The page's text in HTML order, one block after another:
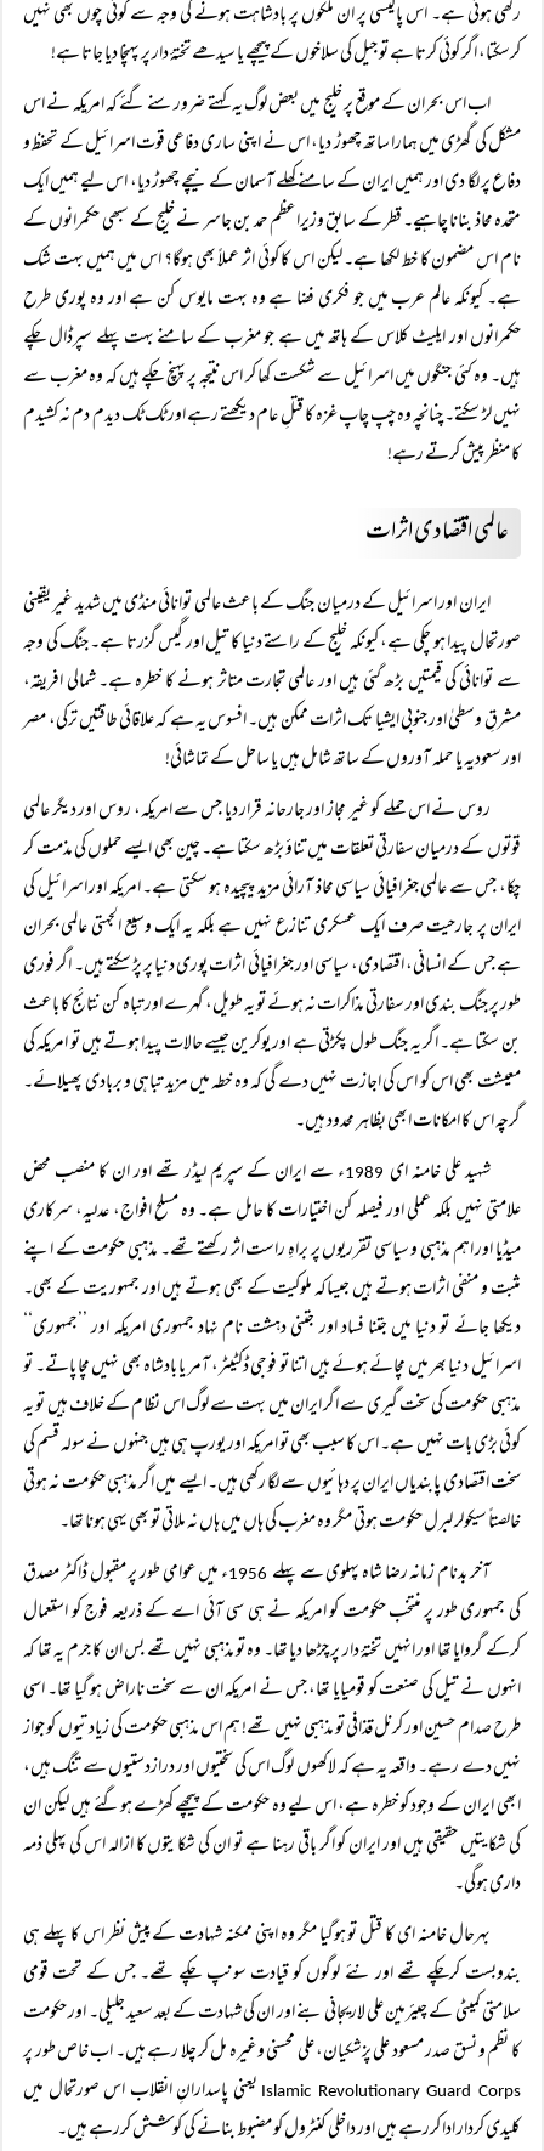
رکھی ہوئی ہے۔ اس پالیسی پر ان ملکوں پر بادشاہت ہونے کی وجہ سے کوئی چوں بھی نہیں
کرسکتا، اگر کوئی کرتا ہے تو جیل کی سلاخوں کے پیچھے یا سیدھے تختۂ دار پر پہنچا دیا جاتا ہے!
اب اس بحران کے موقع پر خلیج میں بعض لوگ یہ کہتے ضرور سنے گئے کہ امریکہ نے اس
مشکل کی گھڑی میں ہمارا ساتھ چھوڑ دیا، اس نے اپنی ساری دفاعی قوت اسرائیل کے تحفظ و
دفاع پر لگا دی اور ہمیں ایران کے سامنے کھلے آسمان کے نیچے چھوڑ دیا، اس لیے ہمیں ایک
متحدہ محاذ بنانا چاہیے۔ قطر کے سابق وزیراعظم حمد بن جاسر نے خلیج کے سبھی حکمرانوں کے
نام اس مضمون کا خط لکھا ہے۔ لیکن اس کا کوئی اثر عملاً بھی ہوگا؟ اس میں ہمیں بہت شک
ہے۔ کیونکہ عالم عرب میں جو فکری فضا ہے وہ بہت مایوس کن ہے اور وہ پوری طرح
حکمرانوں اور ایلیٹ کلاس کے ہاتھ میں ہے جو مغرب کے سامنے بہت پہلے سپرڈال چکے
ہیں۔ وہ کئی جنگوں میں اسرائیل سے شکست کھا کر اس نتیجہ پر پہنچ چکے ہیں کہ وہ مغرب سے
نہیں لڑ سکتے۔ چنانچہ وہ چپ چاپ غزہ کا قتلِ عام دیکھتے رہے اور ٹک ٹک دیدم دم نہ کشیدم
کا منظر پیش کرتے رہے!
عالمی اقتصادی اثرات
ایران اور اسرائیل کے درمیان جنگ کے باعث عالمی توانائی منڈی میں شدید غیر یقینی
صورتحال پیدا ہو چکی ہے، کیونکہ خلیج کے راستے دنیا کا تیل اور گیس گزرتا ہے۔ جنگ کی وجہ
سے توانائی کی قیمتیں بڑھ گئی ہیں اور عالمی تجارت متاثر ہونے کا خطرہ ہے۔ شمالی افریقہ،
مشرقِ وسطیٰ اور جنوبی ایشیا تک اثرات ممکن ہیں۔ افسوس یہ ہے کہ علاقائی طاقتیں ترکی، مصر
اور سعودیہ یا حملہ آوروں کے ساتھ شامل ہیں یا ساحل کے تماشائی!
روس نے اس حملے کو غیر مجاز اور جارحانہ قرار دیا جس سے امریکہ، روس اور دیگر عالمی
قوتوں کے درمیان سفارتی تعلقات میں تناؤ بڑھ سکتا ہے۔ چین بھی ایسے حملوں کی مذمت کر
چکا، جس سے عالمی جغرافیائی سیاسی محاذ آرائی مزید پیچیدہ ہو سکتی ہے۔ امریکہ اور اسرائیل کی
ایران پر جارحیت صرف ایک عسکری تنازع نہیں ہے بلکہ یہ ایک وسیع الجہتی عالمی بحران
ہے جس کے انسانی، اقتصادی، سیاسی اور جغرافیائی اثرات پوری دنیا پر پڑ سکتے ہیں۔ اگر فوری
طور پر جنگ بندی اور سفارتی مذاکرات نہ ہوئے تو یہ طویل، گہرے اور تباہ کن نتائج کا باعث
بن سکتا ہے۔ اگر یہ جنگ طول پکڑتی ہے اور یوکرین جیسے حالات پیدا ہوتے ہیں تو امریکہ کی
معیشت بھی اس کو اس کی اجازت نہیں دے گی کہ وہ خطہ میں مزید تباہی و بربادی پھیلائے۔
گرچہ اس کا امکانات ابھی بظاہر محدود ہیں۔
شہید علی خامنہ ای
ء سے ایران کے سپریم لیڈر تھے اور ان کا منصب محض
علامتی نہیں بلکہ عملی اور فیصلہ کن اختیارات کا حامل ہے۔ وہ مسلح افواج، عدلیہ، سرکاری
میڈیا اور اہم مذہبی و سیاسی تقرریوں پر براہِ راست اثر رکھتے تھے۔ مذہبی حکومت کے اپنے
مثبت و منفی اثرات ہوتے ہیں جیساکہ ملوکیت کے بھی ہوتے ہیں اور جمہوریت کے بھی۔
دیکھا جائے تو دنیا میں جتنا فساد اور جتنی دہشت نام نہاد جمہوری امریکہ اور ’’جمہوری‘‘
اسرائیل دنیا بھر میں مچائے ہوئے ہیں اتنا تو فوجی ڈکٹیٹر، آمر یا بادشاہ بھی نہیں مچا پاتے۔ تو
مذہبی حکومت کی سخت گیری سے اگر ایران میں بہت سے لوگ اس نظام کے خلاف ہیں تو یہ
کوئی بڑی بات نہیں ہے۔ اس کا سبب بھی تو امریکہ اور یورپ ہی ہیں جنہوں نے سولہ قسم کی
سخت اقتصادی پابندیاں ایران پر دہائیوں سے لگا رکھی ہیں۔ ایسے میں اگر مذہبی حکومت نہ ہوتی
خالصتاً سیکولر لبرل حکومت ہوتی مگر وہ مغرب کی ہاں میں ہاں نہ ملاتی تو بھی یہی ہونا تھا۔
آخر بدنام زمانہ رضا شاہ پہلوی سے پہلے
ء میں عوامی طور پر مقبول ڈاکٹر مصدق
کی جمہوری طور پر منتخب حکومت کو امریکہ نے ہی سی آئی اے کے ذریعہ فوج کو استعمال
کرکے گروایا تھا اور انہیں تختۂ دار پر چڑھا دیا تھا۔ وہ تو مذہبی نہیں تھے بس ان کا جرم یہ تھا کہ
انہوں نے تیل کی صنعت کو قومیایا تھا، جس نے امریکہ ان سے سخت ناراض ہو گیا تھا۔ اسی
طرح صدام حسین اور کرنل قذافی تو مذہبی نہیں تھے! ہم اس مذہبی حکومت کی زیادتیوں کو جواز
نہیں دے رہے۔ واقعہ یہ ہے کہ لاکھوں لوگ اس کی سختیوں اور درازدستیوں سے تنگ ہیں،
ابھی ایران کے وجود کو خطرہ ہے، اس لیے وہ حکومت کے پیچھے کھڑے ہوگئے ہیں لیکن ان
کی شکایتیں حقیقی ہیں اور ایران کو اگر باقی رہنا ہے تو ان کی شکایتوں کا ازالہ اس کی پہلی ذمہ
داری ہوگی۔
بہرحال خامنہ ای کا قتل تو ہوگیا مگر وہ اپنی ممکنہ شہادت کے پیش نظر اس کا پہلے ہی
بندوبست کرچکے تھے اور نئے لوگوں کو قیادت سونپ چکے تھے۔ جس کے تحت قومی
سلامتی کمیٹی کے چیئرمین علی لاریجانی بنے اور ان کی شہادت کے بعد سعید جلیلی۔ اور حکومت
کا نظم و نسق صدر مسعود علی پزشکیان، علی محسنی وغیرہ مل کر چلا رہے ہیں۔ اب خاص طور پر
Islamic Revolutionary Guard Corps یعنی پاسدارانِ انقلاب اس صورتحال میں
کلیدی کردار ادا کررہے ہیں اور داخلی کنٹرول کو مضبوط بنانے کی کوشش کررہے ہیں۔